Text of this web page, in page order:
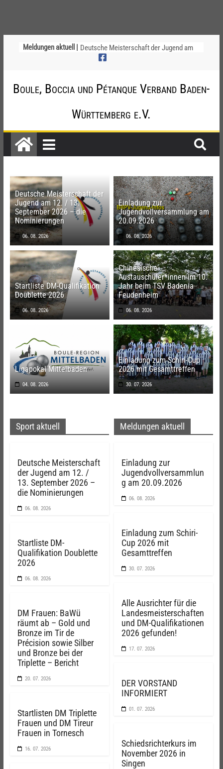
Meldungen aktuell |
Deutsche Meisterschaft der Jugend am
12. / 13. September 2026 – die
Einladung zur Jugendvollversammlung
am 20.09.2026
2026
Boule, Boccia und Pétanque Verband Baden-
Württemberg e.V.
Deutsche Meisterschaft der
Jugend am 12. / 13.
September 2026 – die
Nominierungen
06. 08. 2026
Einladung zur
Jugendvollversammlung am
20.09.2026
06. 08. 2026
Startliste DM-Qualifikation
Doublette 2026
06. 08. 2026
Chinesische
Austauschüler*innen im 10.
Jahr beim TSV Badenia
Feudenheim
06. 08. 2026
Ligapokal Mittelbaden
04. 08. 2026
Einladung zum Schiri-Cup
2026 mit Gesamttreffen
30. 07. 2026
Sport aktuell
Deutsche Meisterschaft
der Jugend am 12. /
13. September 2026 –
die Nominierungen
06. 08. 2026
Startliste DM-
Qualifikation Doublette
2026
06. 08. 2026
DM Frauen: BaWü
räumt ab – Gold und
Bronze im Tir de
Précision sowie Silber
und Bronze bei der
Triplette – Bericht
20. 07. 2026
Startlisten DM Triplette
Frauen und DM Tireur
Frauen in Tornesch
16. 07. 2026
Meldungen aktuell
Einladung zur
Jugendvollversammlun
g am 20.09.2026
06. 08. 2026
Einladung zum Schiri-
Cup 2026 mit
Gesamttreffen
30. 07. 2026
Alle Ausrichter für die
Landesmeisterschaften
und DM-Qualifikationen
2026 gefunden!
17. 07. 2026
DER VORSTAND
INFORMIERT
01. 07. 2026
Schiedsrichterkurs im
November 2026 in
Singen